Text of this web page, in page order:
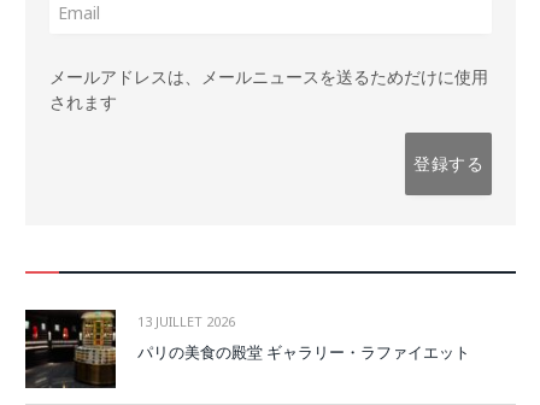
メールアドレスは、メールニュースを送るためだけに使用
されます
13 JUILLET 2026
パリの美食の殿堂 ギャラリー・ラファイエット